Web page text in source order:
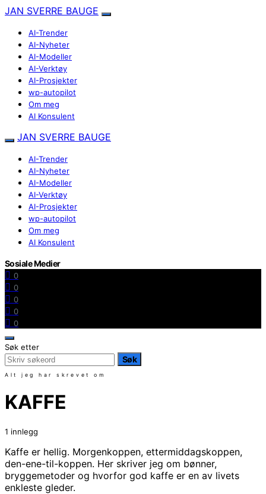
JAN SVERRE BAUGE
AI-Trender
AI-Nyheter
AI-Modeller
AI-Verktøy
AI-Prosjekter
wp-autopilot
Om meg
AI Konsulent
JAN SVERRE BAUGE
AI-Trender
AI-Nyheter
AI-Modeller
AI-Verktøy
AI-Prosjekter
wp-autopilot
Om meg
AI Konsulent
Sosiale Medier
0
0
0
0
0
Søk etter
Søk
Alt jeg har skrevet om
KAFFE
1 innlegg
Kaffe er hellig. Morgenkoppen, ettermiddagskoppen,
den-ene-til-koppen. Her skriver jeg om bønner,
bryggemetoder og hvorfor god kaffe er en av livets
enkleste gleder.